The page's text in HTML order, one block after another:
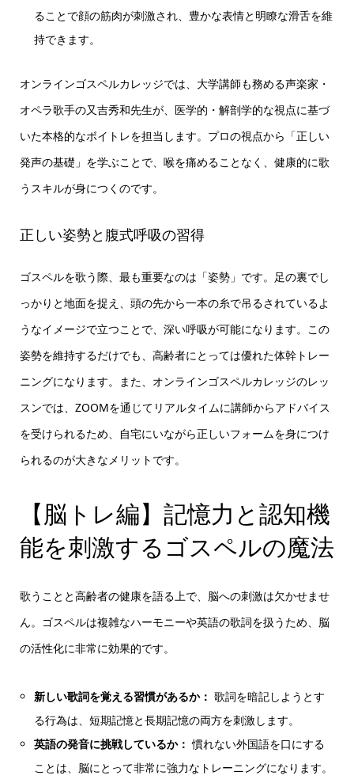
ることで顔の筋肉が刺激され、豊かな表情と明瞭な滑舌を維
持できます。
オンラインゴスペルカレッジでは、大学講師も務める声楽家・
オペラ歌手の又吉秀和先生が、医学的・解剖学的な視点に基づ
いた本格的なボイトレを担当します。プロの視点から「正しい
発声の基礎」を学ぶことで、喉を痛めることなく、健康的に歌
うスキルが身につくのです。
正しい姿勢と腹式呼吸の習得
ゴスペルを歌う際、最も重要なのは「姿勢」です。足の裏でし
っかりと地面を捉え、頭の先から一本の糸で吊るされているよ
うなイメージで立つことで、深い呼吸が可能になります。この
姿勢を維持するだけでも、高齢者にとっては優れた体幹トレー
ニングになります。また、オンラインゴスペルカレッジのレッ
スンでは、ZOOMを通じてリアルタイムに講師からアドバイス
を受けられるため、自宅にいながら正しいフォームを身につけ
られるのが大きなメリットです。
【脳トレ編】記憶力と認知機
能を刺激するゴスペルの魔法
歌うことと高齢者の健康を語る上で、脳への刺激は欠かせませ
ん。ゴスペルは複雑なハーモニーや英語の歌詞を扱うため、脳
の活性化に非常に効果的です。
新しい歌詞を覚える習慣があるか： 歌詞を暗記しようとす
る行為は、短期記憶と長期記憶の両方を刺激します。
英語の発音に挑戦しているか： 慣れない外国語を口にする
ことは、脳にとって非常に強力なトレーニングになります。